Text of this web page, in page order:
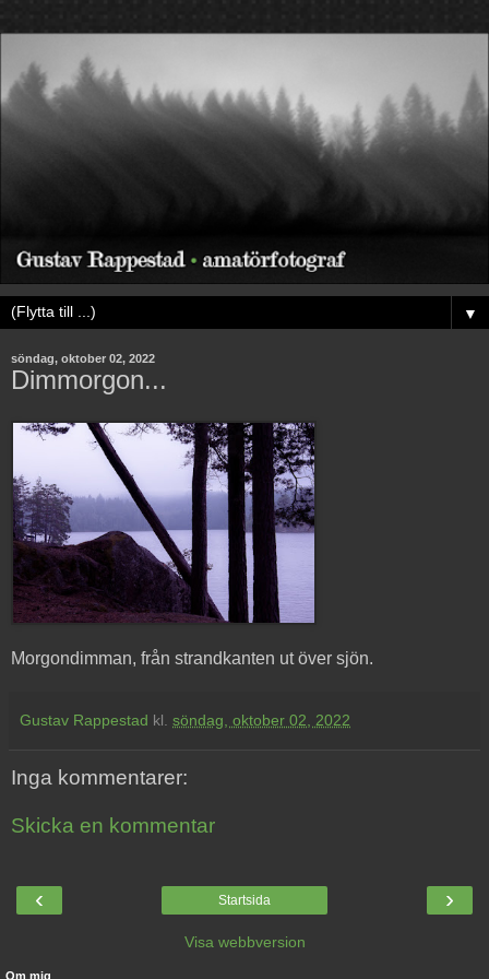
▼
söndag, oktober 02, 2022
Dimmorgon...
Morgondimman, från strandkanten ut över sjön.
Gustav Rappestad kl. söndag, oktober 02, 2022
Inga kommentarer:
Skicka en kommentar
‹ ›
Startsida
Visa webbversion
Om mig